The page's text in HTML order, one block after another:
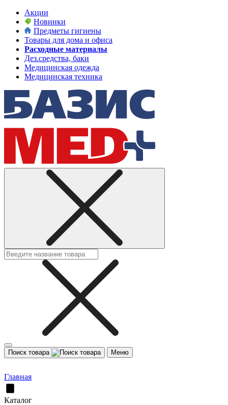
Акции
Новинки
Предметы гигиены
Товары для дома и офиса
Расходные материалы
Дез.средства, баки
Медицинская одежда
Медицинская техника
Поиск товара Меню
Главная
Каталог